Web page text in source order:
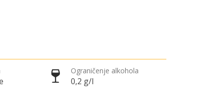
Ograničenje alkohola
0,2 g/l